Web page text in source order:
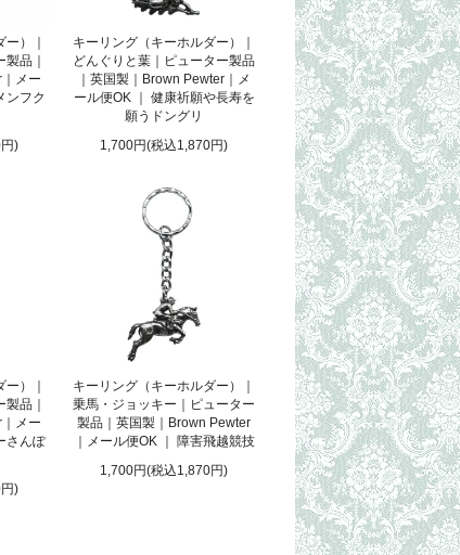
）｜
品｜
メー
ンフク
)
キーリング（キーホルダー）｜
どんぐりと葉｜ピューター製品
｜英国製｜Brown Pewter｜メ
ール便OK ｜ 健康祈願や長寿を
願うドングリ
1,700円(税込1,870円)
）｜
品｜
メー
さんぽ
)
キーリング（キーホルダー）｜
乗馬・ジョッキー｜ピューター
製品｜英国製｜Brown Pewter
｜メール便OK ｜ 障害飛越競技
1,700円(税込1,870円)